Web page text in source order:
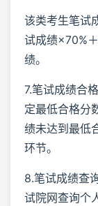
该类考生笔试
试成绩×70%
绩。
7.笔试成绩合
定最低合格分
绩未达到最低
环节。
8.笔试成绩查
试院网查询个